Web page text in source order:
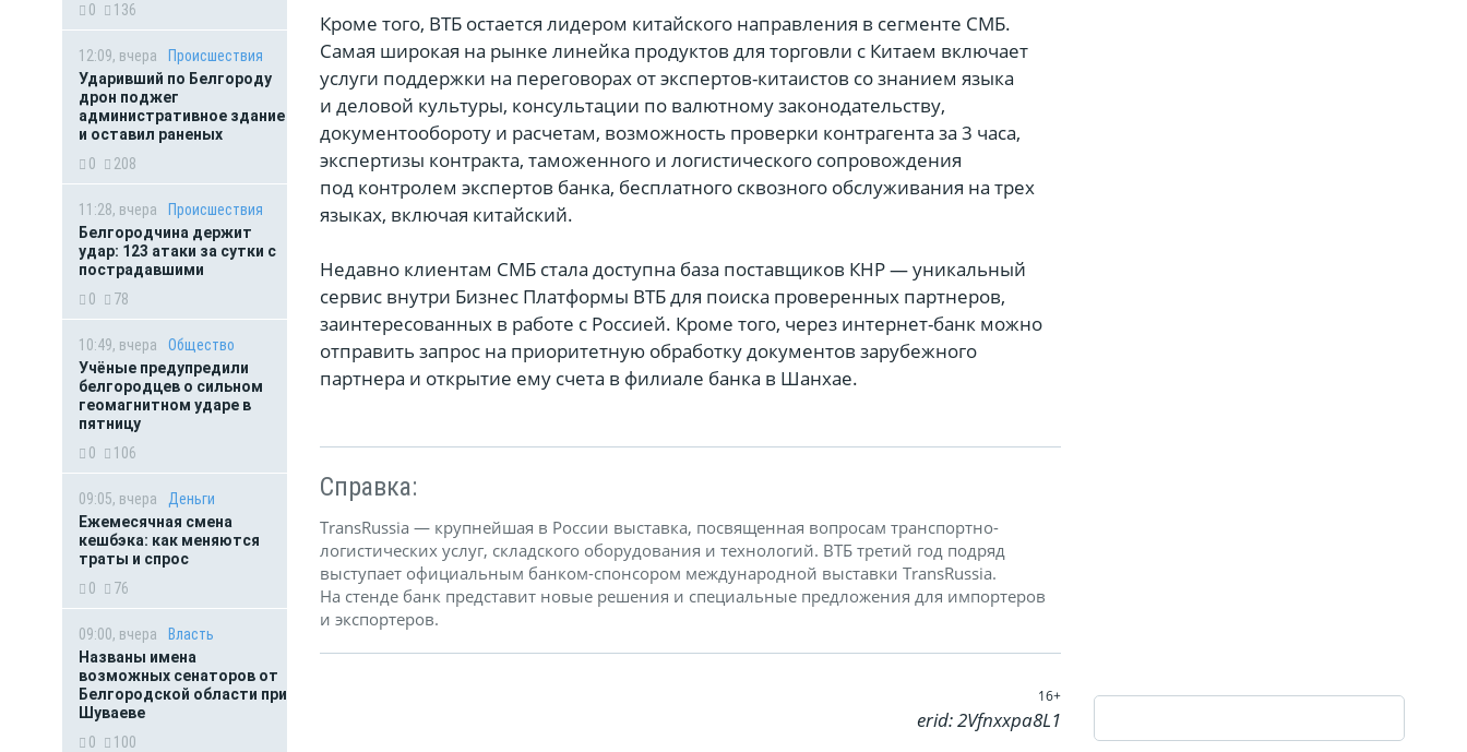
0
136
12:09, вчера
Происшествия
Ударивший по Белгороду
дрон поджег
административное здание
и оставил раненых
0
208
11:28, вчера
Происшествия
Белгородчина держит
удар: 123 атаки за сутки с
пострадавшими
0
78
10:49, вчера
Общество
Учёные предупредили
белгородцев о сильном
геомагнитном ударе в
пятницу
0
106
09:05, вчера
Деньги
Ежемесячная смена
кешбэка: как меняются
траты и спрос
0
76
09:00, вчера
Власть
Названы имена
возможных сенаторов от
Белгородской области при
Шуваеве
0
100
Кроме того, ВТБ остается лидером китайского направления в сегменте СМБ.
Самая широкая на рынке линейка продуктов для торговли с Китаем включает
услуги поддержки на переговорах от экспертов-китаистов со знанием языка
и деловой культуры, консультации по валютному законодательству,
документообороту и расчетам, возможность проверки контрагента за 3 часа,
экспертизы контракта, таможенного и логистического сопровождения
под контролем экспертов банка, бесплатного сквозного обслуживания на трех
языках, включая китайский.
Недавно клиентам СМБ стала доступна база поставщиков КНР — уникальный
сервис внутри Бизнес Платформы ВТБ для поиска проверенных партнеров,
заинтересованных в работе с Россией. Кроме того, через интернет-банк можно
отправить запрос на приоритетную обработку документов зарубежного
партнера и открытие ему счета в филиале банка в Шанхае.
Справка:
TransRussia — крупнейшая в России выставка, посвященная вопросам транспортно-
логистических услуг, складского оборудования и технологий. ВТБ третий год подряд
выступает официальным банком-спонсором международной выставки TransRussia.
На стенде банк представит новые решения и специальные предложения для импортеров
и экспортеров.
16+
erid: 2Vfnxxpa8L1